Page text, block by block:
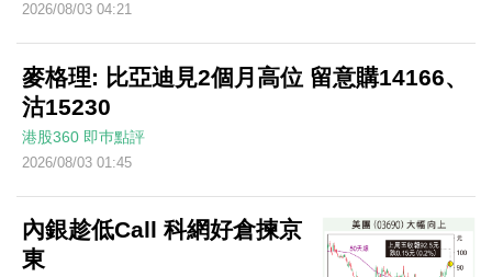
2026/08/03 04:21
麥格理: 比亞迪見2個月高位 留意購14166、
沽15230
港股360 即巿點評
2026/08/03 01:45
內銀趁低Call 科網好倉揀京
東